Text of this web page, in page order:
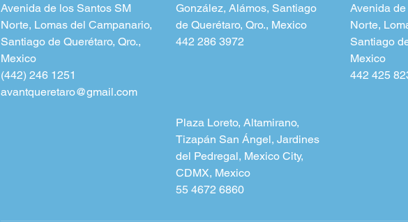
Avenida de los Santos SM
Norte, Lomas del Campanario,
Santiago de Querétaro, Qro.,
Mexico
(442) 246 1251
avantqueretaro@gmail.com
González, Alámos, Santiago
de Querétaro, Qro., Mexico
442 286 3972
Avenida
Norte,
Santiago
Mexico
442 425
Plaza Loreto, Altamirano,
Tizapán San Ángel, Jardines
del Pedregal, Mexico City,
CDMX, Mexico
55 4672 6860